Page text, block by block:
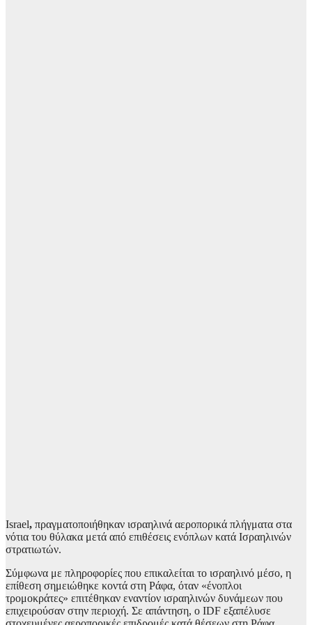
Israel, πραγματοποιήθηκαν ισραηλινά αεροπορικά πλήγματα στα
νότια του θύλακα μετά από επιθέσεις ενόπλων κατά Ισραηλινών
στρατιωτών.
Σύμφωνα με πληροφορίες που επικαλείται το ισραηλινό μέσο, η
επίθεση σημειώθηκε κοντά στη Ράφα, όταν «ένοπλοι
τρομοκράτες» επιτέθηκαν εναντίον ισραηλινών δυνάμεων που
επιχειρούσαν στην περιοχή. Σε απάντηση, ο IDF εξαπέλυσε